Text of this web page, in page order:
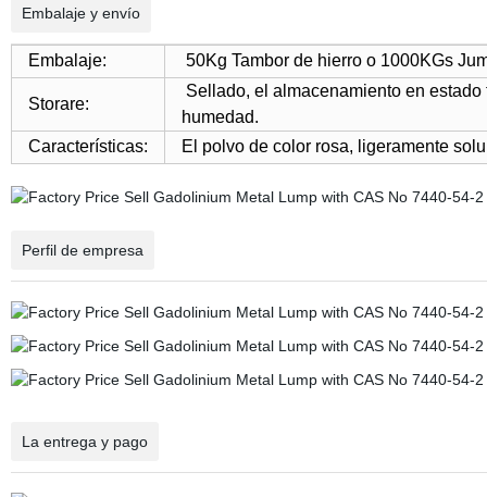
Embalaje y envío
Embalaje: 50Kg Tambor de hierro o 1000KGs
Storare:
Sellado, el almacenamiento en
humedad.
Características:
El polvo de color rosa, ligeramente
Perfil de empresa
La entrega y pago